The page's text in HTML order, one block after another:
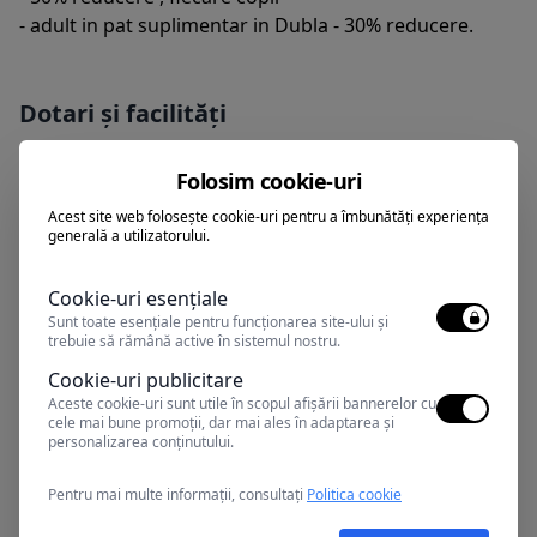
- adult in pat suplimentar in Dubla - 30% reducere.
Dotari și facilități
Politică copii
Puteti achita sejurul cu tichete de
Folosim cookie-uri
Acest site web folosește cookie-uri pentru a îmbunătăți experiența
generală a utilizatorului.
Cookie-uri esențiale
Sunt toate esențiale pentru funcționarea site-ului și
trebuie să rămână active în sistemul nostru.
Cookie-uri publicitare
Aceste cookie-uri sunt utile în scopul afișării bannerelor cu
cele mai bune promoții, dar mai ales în adaptarea și
personalizarea conținutului.
Pentru mai multe informații, consultați Politica cookie